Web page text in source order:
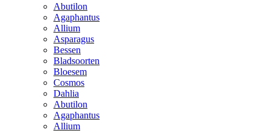
Abutilon
Agaphantus
Allium
Asparagus
Bessen
Bladsoorten
Bloesem
Cosmos
Dahlia
Abutilon
Agaphantus
Allium